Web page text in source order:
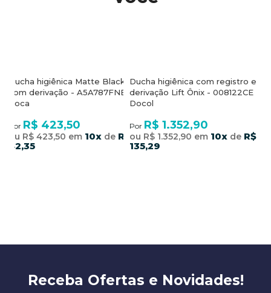
Ducha higiênica Matte Black
com derivação - A5A787FNBC -
Roca
Por R$ 423,50
ou R$ 423,50 em 10x de R$
42,35
Ducha higiênica com registro e
derivação Lift Ônix - 008122CE -
Docol
Por R$ 1.352,90
ou R$ 1.352,90 em 10x de R$
135,29